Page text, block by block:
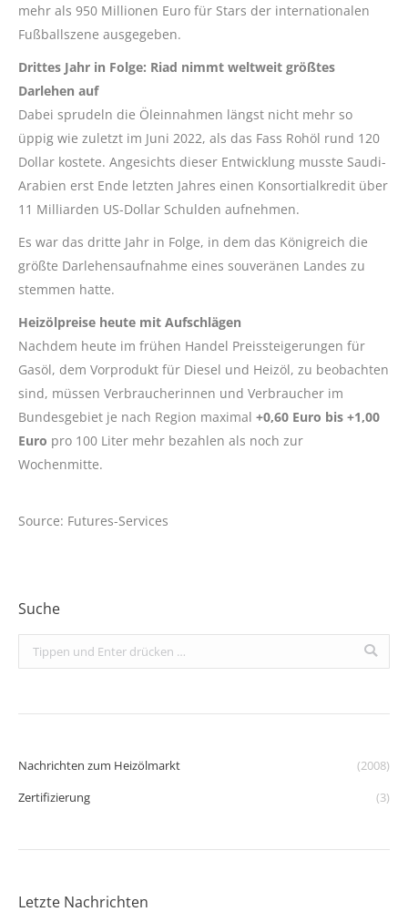
mehr als 950 Millionen Euro für Stars der internationalen
Fußballszene ausgegeben.
Drittes Jahr in Folge: Riad nimmt weltweit größtes
Darlehen auf
Dabei sprudeln die Öleinnahmen längst nicht mehr so
üppig wie zuletzt im Juni 2022, als das Fass Rohöl rund 120
Dollar kostete. Angesichts dieser Entwicklung musste Saudi-
Arabien erst Ende letzten Jahres einen Konsortialkredit über
11 Milliarden US-Dollar Schulden aufnehmen.
Es war das dritte Jahr in Folge, in dem das Königreich die
größte Darlehensaufnahme eines souveränen Landes zu
stemmen hatte.
Heizölpreise heute mit Aufschlägen
Nachdem heute im frühen Handel Preissteigerungen für
Gasöl, dem Vorprodukt für Diesel und Heizöl, zu beobachten
sind, müssen Verbraucherinnen und Verbraucher im
Bundesgebiet je nach Region maximal +0,60 Euro bis +1,00
Euro pro 100 Liter mehr bezahlen als noch zur
Wochenmitte.
Source: Futures-Services
Suche
Search:
Nachrichten zum Heizölmarkt
(2008)
Zertifizierung
(3)
Letzte Nachrichten